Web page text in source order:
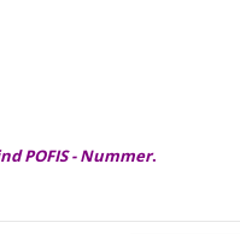
POFIS - Nummer.